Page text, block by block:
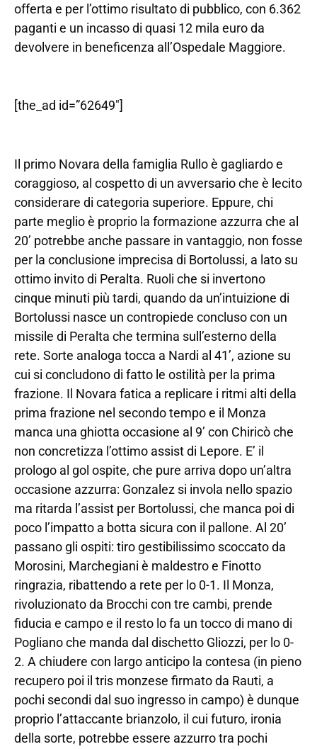
offerta e per l’ottimo risultato di pubblico, con 6.362
paganti e un incasso di quasi 12 mila euro da
devolvere in beneficenza all’Ospedale Maggiore.
[the_ad id=”62649″]
Il primo Novara della famiglia Rullo è gagliardo e
coraggioso, al cospetto di un avversario che è lecito
considerare di categoria superiore. Eppure, chi
parte meglio è proprio la formazione azzurra che al
20’ potrebbe anche passare in vantaggio, non fosse
per la conclusione imprecisa di Bortolussi, a lato su
ottimo invito di Peralta. Ruoli che si invertono
cinque minuti più tardi, quando da un’intuizione di
Bortolussi nasce un contropiede concluso con un
missile di Peralta che termina sull’esterno della
rete. Sorte analoga tocca a Nardi al 41’, azione su
cui si concludono di fatto le ostilità per la prima
frazione. Il Novara fatica a replicare i ritmi alti della
prima frazione nel secondo tempo e il Monza
manca una ghiotta occasione al 9’ con Chiricò che
non concretizza l’ottimo assist di Lepore. E’ il
prologo al gol ospite, che pure arriva dopo un’altra
occasione azzurra: Gonzalez si invola nello spazio
ma ritarda l’assist per Bortolussi, che manca poi di
poco l’impatto a botta sicura con il pallone. Al 20’
passano gli ospiti: tiro gestibilissimo scoccato da
Morosini, Marchegiani è maldestro e Finotto
ringrazia, ribattendo a rete per lo 0-1. Il Monza,
rivoluzionato da Brocchi con tre cambi, prende
fiducia e campo e il resto lo fa un tocco di mano di
Pogliano che manda dal dischetto Gliozzi, per lo 0-
2. A chiudere con largo anticipo la contesa (in pieno
recupero poi il tris monzese firmato da Rauti, a
pochi secondi dal suo ingresso in campo) è dunque
proprio l’attaccante brianzolo, il cui futuro, ironia
della sorte, potrebbe essere azzurro tra pochi